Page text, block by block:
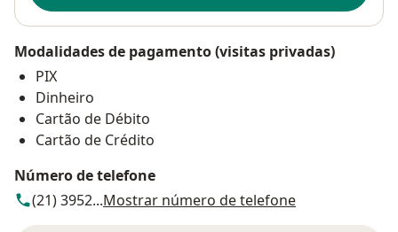
Modalidades de pagamento (visitas privadas)
PIX
Dinheiro
Cartão de Débito
Cartão de Crédito
Número de telefone
(21) 3952...Mostrar número de telefone